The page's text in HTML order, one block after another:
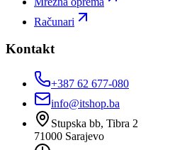
Računari
Kontakt
+387 62 677-080
info@itshop.ba
Stupska bb, Tibra 2
71000 Sarajevo